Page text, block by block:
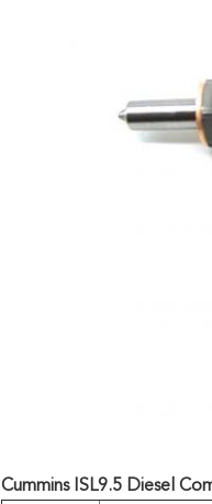
Cummins ISL9.5 Diesel